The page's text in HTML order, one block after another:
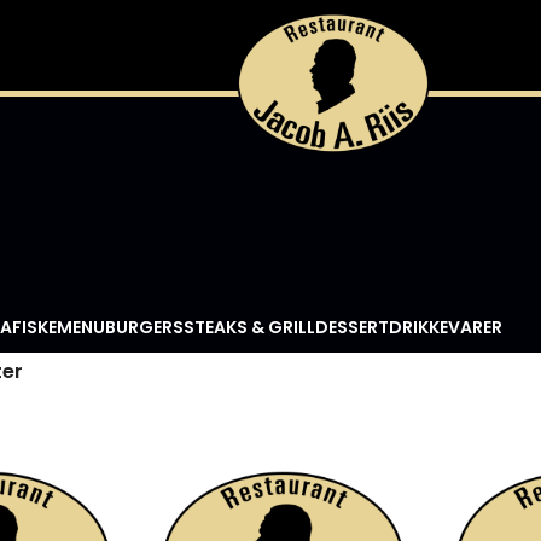
FISKEMENUBURGERSSTEAKS & GRILLDESSERTDRIKKEVARER